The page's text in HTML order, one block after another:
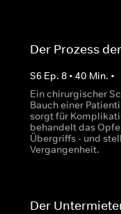
Der Prozess
S6 Ep. 8• 40 Min. •
Ein chirurgischer
Bauch einer
sorgt für
behandelt das
Übergriffs - und
Vergangenheit.
Der